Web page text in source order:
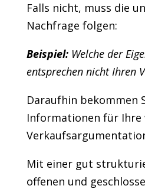
Falls nicht, muss die
Nachfrage folgen:
Beispiel: Welche der
entsprechen nicht Ihren
Daraufhin bekommen
Informationen für Ihre
Mit einer gut
offenen und